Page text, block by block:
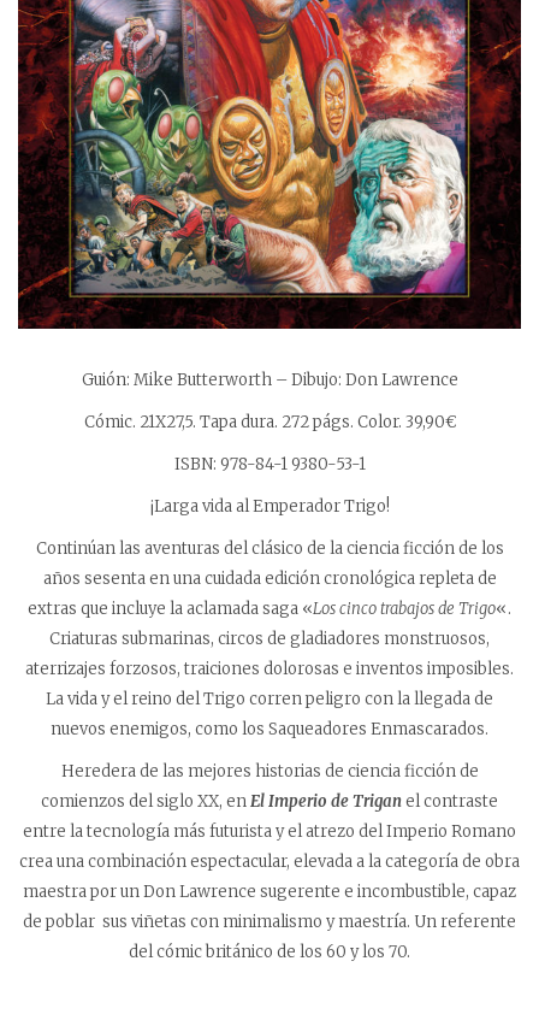
Guión: Mike Butterworth – Dibujo: Don Lawrence
Cómic. 21X27,5. Tapa dura. 272 págs. Color. 39,90€
ISBN: 978-84-1 9380-53-1
¡Larga vida al Emperador Trigo!
Continúan las aventuras del clásico de la ciencia ficción de los
años sesenta en una cuidada edición cronológica repleta de
extras que incluye la aclamada saga «Los cinco trabajos de Trigo«.
Criaturas submarinas, circos de gladiadores monstruosos,
aterrizajes forzosos, traiciones dolorosas e inventos imposibles.
La vida y el reino del Trigo corren peligro con la llegada de
nuevos enemigos, como los Saqueadores Enmascarados.
Heredera de las mejores historias de ciencia ficción de
comienzos del siglo XX, enEl Imperio de Triganel contraste
entre la tecnología más futurista y el atrezo del Imperio Romano
crea una combinación espectacular, elevada a la categoría de obra
maestra por un Don Lawrence sugerente e incombustible, capaz
de poblar sus viñetas con minimalismo y maestría. Un referente
del cómic británico de los 60 y los 70.